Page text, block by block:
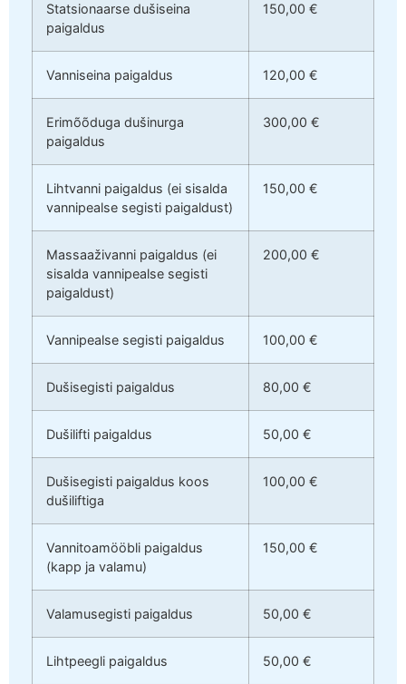
Statsionaarse dušiseina
paigaldus
150,00 €
Vanniseina paigaldus 120,00 €
Erimõõduga dušinurga
paigaldus
300,00 €
Lihtvanni paigaldus (ei sisalda
vannipealse segisti paigaldust)
150,00 €
Massaaživanni paigaldus (ei
sisalda vannipealse segisti
paigaldust)
200,00 €
Vannipealse segisti paigaldus 100,00 €
Dušisegisti paigaldus 80,00 €
Dušilifti paigaldus 50,00 €
Dušisegisti paigaldus koos
dušiliftiga
100,00 €
Vannitoamööbli paigaldus
(kapp ja valamu)
150,00 €
Valamusegisti paigaldus 50,00 €
Lihtpeegli paigaldus 50,00 €